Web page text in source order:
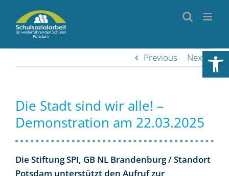
content
Previous
Next
Die Stadt sind wir alle! –
Demonstration am 22.03.2025
Die Stiftung SPI, GB NL Brandenburg / Standort
Potsdam unterstützt den Aufruf zur